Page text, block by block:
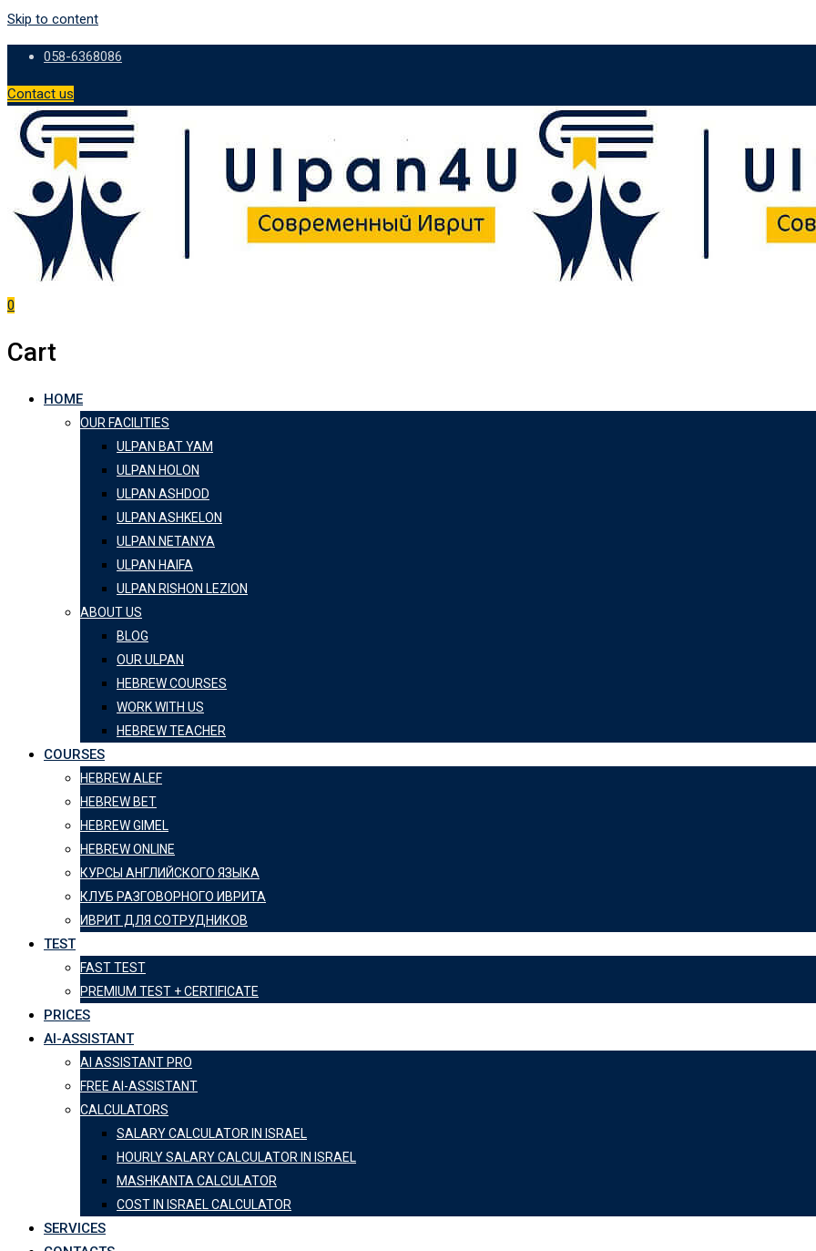
Skip to content
058-6368086
Contact us
0
Cart
HOME
OUR FACILITIES
ULPAN BAT YAM
ULPAN HOLON
ULPAN ASHDOD
ULPAN ASHKELON
ULPAN NETANYA
ULPAN HAIFA
ULPAN RISHON LEZION
ABOUT US
BLOG
OUR ULPAN
HEBREW COURSES
WORK WITH US
HEBREW TEACHER
COURSES
HEBREW ALEF
HEBREW BET
HEBREW GIMEL
HEBREW ONLINE
КУРСЫ АНГЛИЙСКОГО ЯЗЫКА
КЛУБ РАЗГОВОРНОГО ИВРИТА
ИВРИТ ДЛЯ СОТРУДНИКОВ
TEST
FAST TEST
PREMIUM TEST + CERTIFICATE
PRICES
AI-ASSISTANT
AI ASSISTANT PRO
FREE AI-ASSISTANT
CALCULATORS
SALARY CALCULATOR IN ISRAEL
HOURLY SALARY CALCULATOR IN ISRAEL
MASHKANTA CALCULATOR
COST IN ISRAEL CALCULATOR
SERVICES